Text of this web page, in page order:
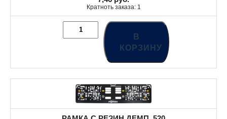
Кратноть заказа: 1
В
КОРЗИНУ